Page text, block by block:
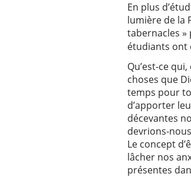
En plus
lumière de la
tabernacles
étudiants ont
Qu’est-ce
choses que
temps pour
d’apporter
décevantes
devrions-
Le concept
lâcher nos
présentes